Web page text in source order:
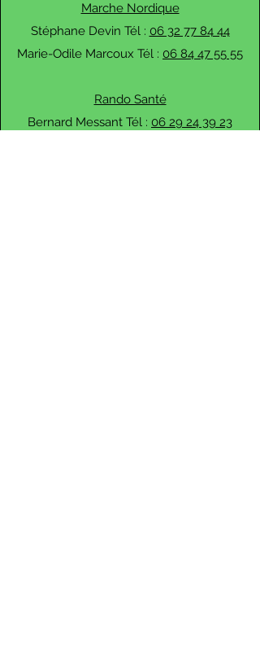
Marche Nordique
Stéphane Devin Tél : 06 32 77 84 44
Marie-Odile Marcoux Tél : 06 84 47 55 55
Rando Santé
Bernard Messant Tél : 06 29 24 39 23